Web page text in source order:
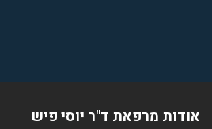
אודות מרפאת ד''ר יוסי פיש